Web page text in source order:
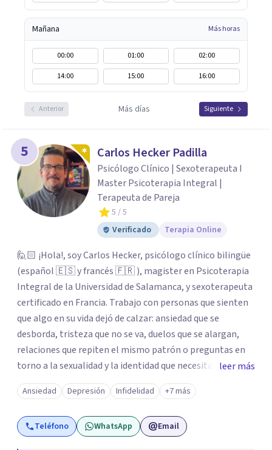
Mañana Más horas
00:00 01:00
02:00
14:00
15:00 16:00
Anterior Más días Siguiente
5 Carlos Hecker Padilla
Psicólogo Clínico | Sexoterapeuta I
Master Psicoterapia Integral |
Terapeuta de Pareja
5 / 5
Verificado
Terapia Online
🙋🏻 ¡Hola!, soy Carlos Hecker, psicólogo clínico bilingüe
(español 🇪🇸 y francés 🇫🇷 ), magister en Psicoterapia
Integral de la Universidad de Salamanca, y sexoterapeuta
certificado en Francia. Trabajo con personas que sienten
que algo en su vida dejó de calzar: ansiedad que se
desborda, tristeza que no se va, duelos que se alargan,
relaciones que repiten el mismo patrón o preguntas en
torno a la sexualidad y la identidad que necesitan un
espacio seguro para ser habladas. Mi orientación teórica
integra una mirada Humanista-Relacional con Terapia
Breve, donde el modo en que te vinculas ocupa un lugar
central: cómo te relacionas contigo, con las demás
leer más
Ansiedad Depresión Infidelidad +7 más
Teléfono WhatsApp Email